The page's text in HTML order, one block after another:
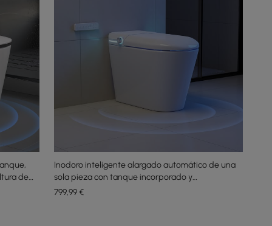
de
Inodoro inteligente alargado automático de una
sola pieza con tanque incorporado y
aromaterapia
799,99€